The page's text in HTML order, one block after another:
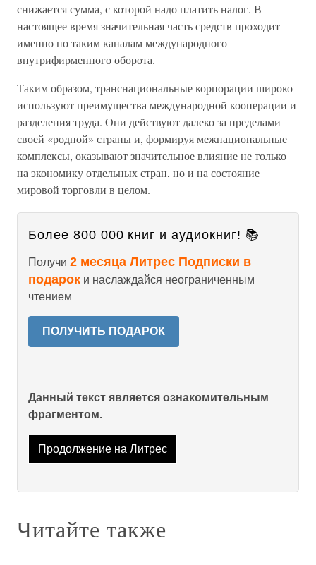
снижается сумма, с которой надо платить налог. В
настоящее время значительная часть средств проходит
именно по таким каналам международного
внутрифирменного оборота.
Таким образом, транснациональные корпорации широко
используют преимущества международной кооперации и
разделения труда. Они действуют далеко за пределами
своей «родной» страны и, формируя межнациональные
комплексы, оказывают значительное влияние не только
на экономику отдельных стран, но и на состояние
мировой торговли в целом.
Более 800 000 книг и аудиокниг! 📚
Получи 2 месяца Литрес Подписки в
подарок и наслаждайся неограниченным
чтением
ПОЛУЧИТЬ ПОДАРОК
Данный текст является ознакомительным
фрагментом.
Продолжение на Литрес
Читайте также